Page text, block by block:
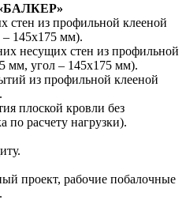
«БАЛКЕР»
стен из профильной клееной
– 145х175 мм).
несущих стен из профильной
мм, угол – 145х175 мм).
из профильной клееной
плоской кровли без
по расчету нагрузки).
проект, рабочие побалочные